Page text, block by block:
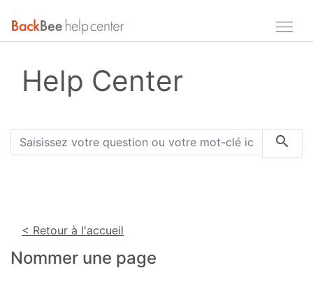
Help Center
< Retour à l'accueil
Nommer une page